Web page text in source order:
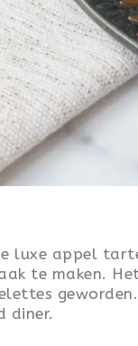
luxe appel
te maken.
diner.